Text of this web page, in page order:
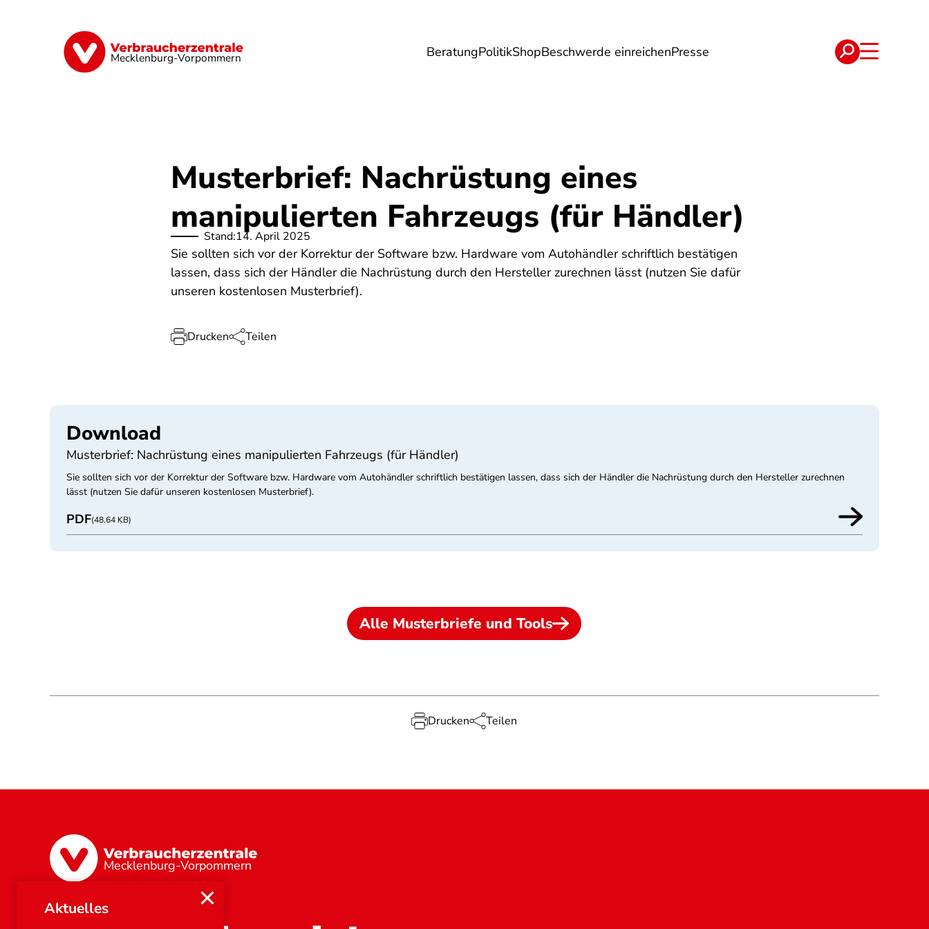
Mecklenburg-Vorpommern BeratungPolitikShopBeschwerde einreichenPresse
Finanzen Digitales Lebensmittel Gesundheit Energie Reise Verträge
Aktuelles
Musterbrief: Nachrüstung eines
manipulierten Fahrzeugs (für Händler)
Stand:14. April 2025
Sie sollten sich vor der Korrektur der Software bzw. Hardware vom Autohändler schriftlich bestätigen
lassen, dass sich der Händler die Nachrüstung durch den Hersteller zurechnen lässt (nutzen Sie dafür
unseren kostenlosen Musterbrief).
Drucken Teilen
Download
Musterbrief: Nachrüstung eines manipulierten Fahrzeugs (für Händler)
Sie sollten sich vor der Korrektur der Software bzw. Hardware vom Autohändler schriftlich bestätigen lassen, dass sich der Händler die Nachrüstung durch den Hersteller zurechnen
lässt (nutzen Sie dafür unseren kostenlosen Musterbrief).
PDF(48.64 KB)
Alle Musterbriefe und Tools
Drucken Teilen
Mecklenburg-Vorpommern